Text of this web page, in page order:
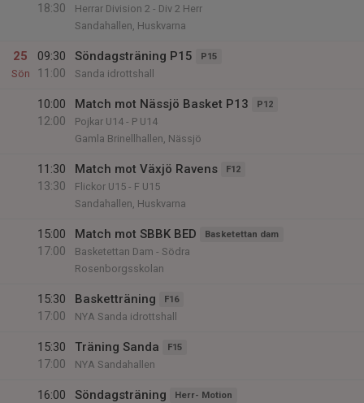
18:30
Herrar Division 2 - Div 2 Herr
Sandahallen, Huskvarna
25
Sön
09:30
11:00
Söndagsträning P15 P15
Sanda idrottshall
10:00
12:00
Match mot Nässjö Basket P13 P12
Pojkar U14 - P U14
Gamla Brinellhallen, Nässjö
11:30
13:30
Match mot Växjö Ravens F12
Flickor U15 - F U15
Sandahallen, Huskvarna
15:00
17:00
Match mot SBBK BED Basketettan dam
Basketettan Dam - Södra
Rosenborgsskolan
15:30
17:00
Basketträning F16
NYA Sanda idrottshall
15:30
17:00
Träning Sanda F15
NYA Sandahallen
16:00 Söndagsträning Herr- Motion